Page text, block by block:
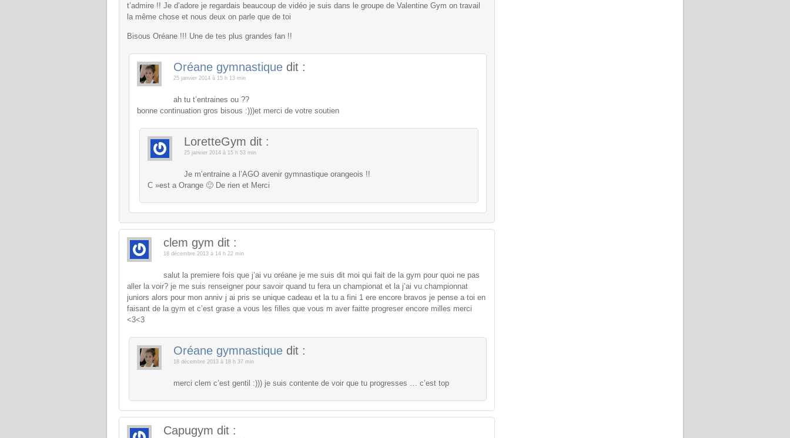
t’admire !! Je d’adore je regardais beaucoup de vidéo je suis dans le groupe de Valentine Gym on travail
la même chose et nous deux on parle que de toi
Bisous Oréane !!! Une de tes plus grandes fan !!
Oréane gymnastique dit :
25 janvier 2014 à 15 h 13 min
ah tu t’entraines ou ??
bonne continuation gros bisous :)))et merci de votre soutien
LoretteGym dit :
25 janvier 2014 à 15 h 53 min
Je m’entraine a l’AGO avenir gymnastique orangeois !!
C »est a Orange 🙂 De rien et Merci
clem gym dit :
18 décembre 2013 à 14 h 22 min
salut la premiere fois que j’ai vu oréane je me suis dit moi qui fait de la gym pour quoi ne pas
aller la voir? je me suis renseigner pour savoir quand tu fera un championat et la j’ai vu championnat
juniors alors pour mon anniv j ai pris se unique cadeau et la tu a fini 1 ere encore bravos je pense a toi en
faisant de la gym et c’est grase a vous les filles que vous m aver faitte progreser encore milles merci
<3<3
Oréane gymnastique dit :
18 décembre 2013 à 18 h 37 min
merci clem c’est gentil :))) je suis contente de voir que tu progresses … c’est top
Capugym dit :